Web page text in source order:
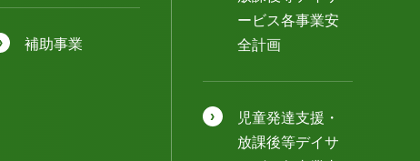
補助事業
ービス各事業安
全計画
児童発達⽀援・
放課後等デイサ